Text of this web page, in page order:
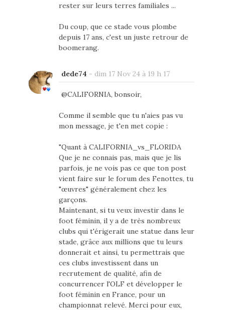
rester sur leurs terres familiales ...
Du coup, que ce stade vous plombe
depuis 17 ans, c'est un juste retrour de
boomerang.
dede74 - dim 17 Nov 24 à 19 h 17
@CALIFORNIA, bonsoir,
Comme il semble que tu n'aies pas vu
mon message, je t'en met copie :
"Quant à CALIFORNIA_vs_FLORIDA
Que je ne connais pas, mais que je lis
parfois, je ne vois pas ce que ton post
vient faire sur le forum des Fenottes, tu
"œuvres" généralement chez les
garçons.
Maintenant, si tu veux investir dans le
foot féminin, il y a de très nombreux
clubs qui t'érigerait une statue dans leur
stade, grâce aux millions que tu leurs
donnerait et ainsi, tu permettrais que
ces clubs investissent dans un
recrutement de qualité, afin de
concurrencer l'OLF et développer le
foot féminin en France, pour un
championnat relevé. Merci pour eux,